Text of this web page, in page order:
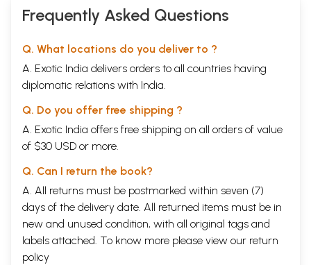
Frequently Asked Questions
Q. What locations do you deliver to ?
A. Exotic India delivers orders to all countries having
diplomatic relations with India.
Q. Do you offer free shipping ?
A. Exotic India offers free shipping on all orders of value
of $30 USD or more.
Q. Can I return the book?
A. All returns must be postmarked within seven (7)
days of the delivery date. All returned items must be in
new and unused condition, with all original tags and
labels attached. To know more please view our return
policy